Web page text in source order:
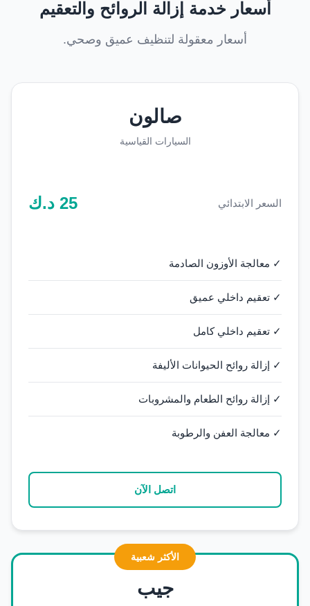
أسعار خدمة إزالة الروائح والتعقيم
أسعار معقولة لتنظيف عميق وصحي.
صالون
السيارات القياسية
السعر الابتدائي 25 د.ك
✓ معالجة الأوزون الصادمة
✓ تعقيم داخلي عميق
✓ تعقيم داخلي كامل
✓ إزالة روائح الحيوانات الأليفة
✓ إزالة روائح الطعام والمشروبات
✓ معالجة العفن والرطوبة
اتصل الآن
الأكثر شعبية
جيب